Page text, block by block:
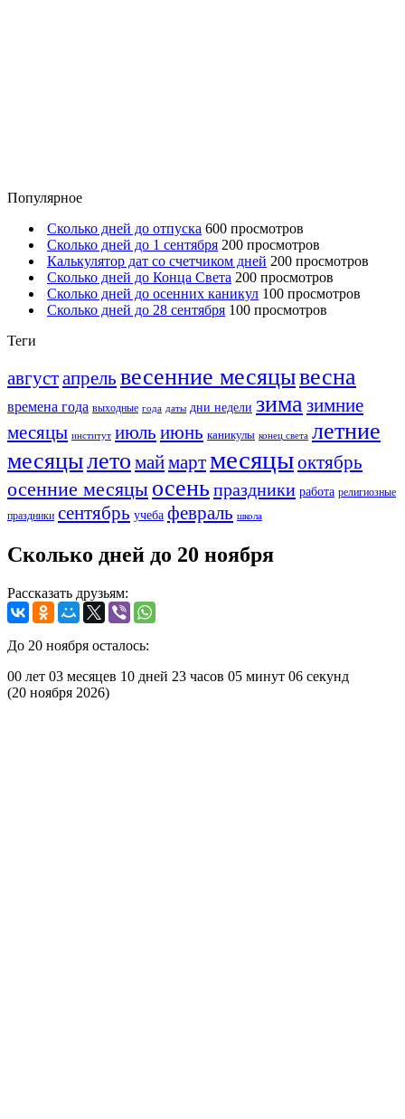
Популярное
Сколько дней до отпуска 600 просмотров
Сколько дней до 1 сентября 200 просмотров
Калькулятор дат со счетчиком дней 200 просмотров
Сколько дней до Конца Света 200 просмотров
Сколько дней до осенних каникул 100 просмотров
Сколько дней до 28 сентября 100 просмотров
Теги
августапрель весенние месяцывесна
времена года выходные года даты дни недели зимазимние
месяцы институт июль июнь каникулы конец света летние
месяцылето маймартмесяцыоктябрь
осенние месяцы осень праздники работа религиозные
праздники сентябрь учеба февраль школа
Сколько дней до 20 ноября
Рассказать друзьям:
До 20 ноября осталось:
00 лет 03 месяцев 10 дней 23 часов 05 минут 06 секунд
(20 ноября 2026)